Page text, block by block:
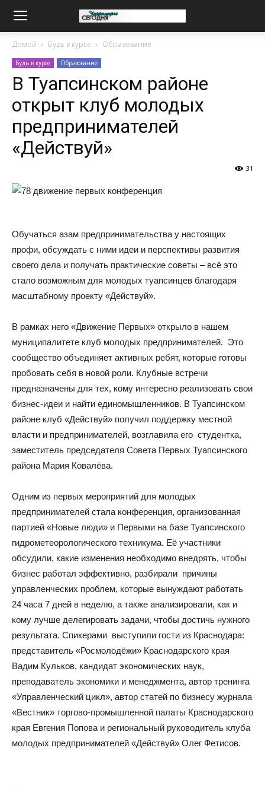
Домой Будь в курсе Образование
Будь в курсе Образование
В Туапсинском районе
открыт клуб молодых
предпринимателей
«Действуй»
31
Обучаться азам предпринимательства у настоящих
профи, обсуждать с ними идеи и перспективы развития
своего дела и получать практические советы – всё это
стало возможным для молодых туапсинцев благодаря
масштабному проекту «Действуй».
В рамках него «Движение Первых» открыло в нашем
муниципалитете клуб молодых предпринимателей. Это
сообщество объединяет активных ребят, которые готовы
пробовать себя в новой роли. Клубные встречи
предназначены для тех, кому интересно реализовать свои
бизнес-идеи и найти единомышленников. В Туапсинском
районе клуб «Действуй» получил поддержку местной
власти и предпринимателей, возглавила его студентка,
заместитель председателя Совета Первых Туапсинского
района Мария Ковалёва.
Одним из первых мероприятий для молодых
предпринимателей стала конференция, организованная
партией «Новые люди» и Первыми на базе Туапсинского
гидрометеорологического техникума. Её участники
обсудили, какие изменения необходимо внедрять, чтобы
бизнес работал эффективно, разбирали причины
управленческих проблем, которые вынуждают работать
24 часа 7 дней в неделю, а также анализировали, как и
кому лучше делегировать задачи, чтобы достичь нужного
результата. Спикерами выступили гости из Краснодара:
представитель «Росмолодёжи» Краснодарского края
Вадим Кульков, кандидат экономических наук,
преподаватель экономики и менеджмента, автор тренинга
«Управленческий цикл», автор статей по бизнесу журнала
«Вестник» торгово-промышленной палаты Краснодарского
края Евгения Попова и региональный руководитель клуба
молодых предпринимателей «Действуй» Олег Фетисов.